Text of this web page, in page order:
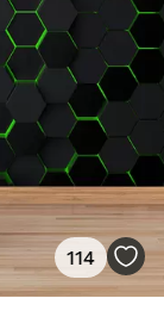
114